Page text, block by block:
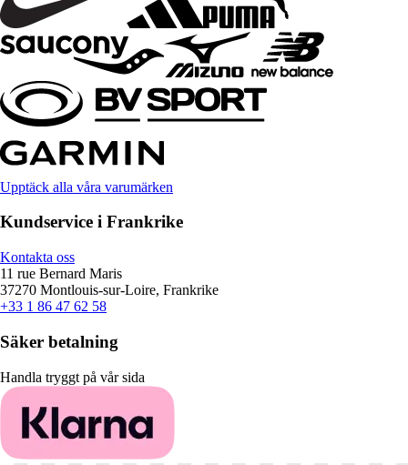
Upptäck alla våra varumärken
Kundservice i Frankrike
Kontakta oss
11 rue Bernard Maris
37270 Montlouis-sur-Loire, Frankrike
+33 1 86 47 62 58
Säker betalning
Handla tryggt på vår sida